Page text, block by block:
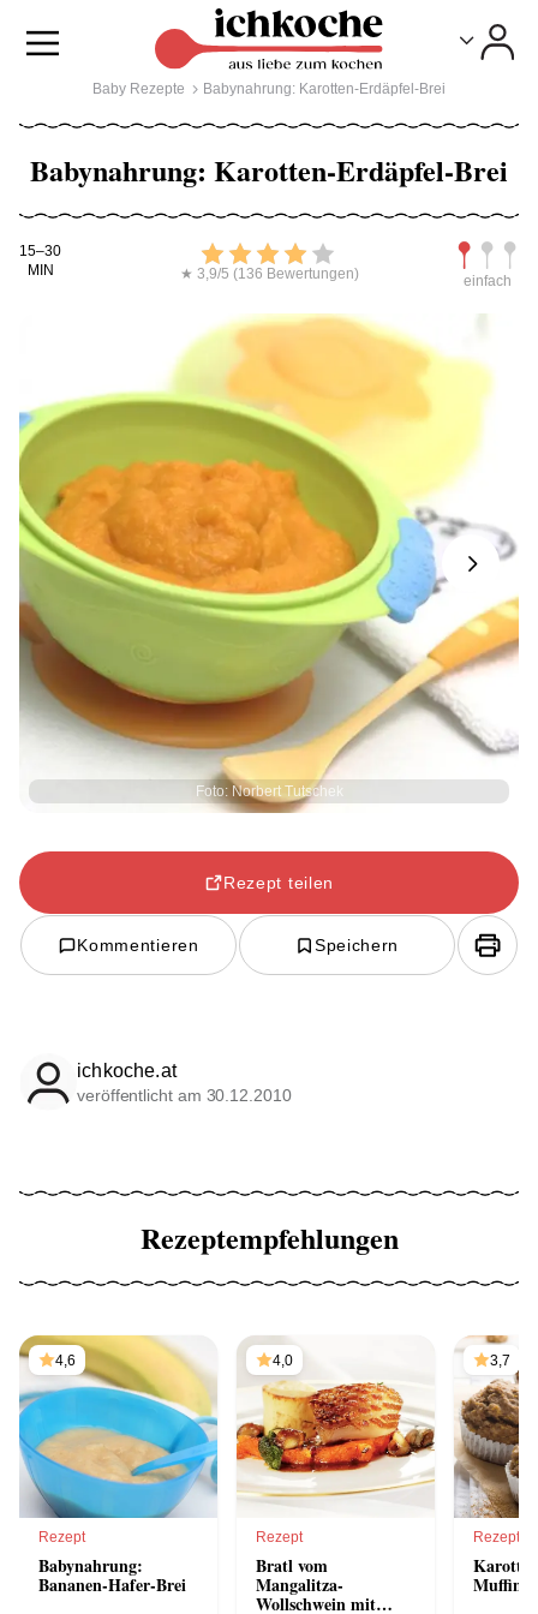
Baby Rezepte Babynahrung: Karotten-Erdäpfel-Brei
Babynahrung: Karotten-Erdäpfel-Brei
Kochdauer
15–30
MIN
Bewerten
★ 3,9/5 (136 Bewertungen) einfach
Foto: Norbert Tutschek
Next
Rezept teilen
Kommentieren Speichern
ichkoche.at
veröffentlicht am 30.12.2010
Rezeptempfehlungen
4,6
Rezept
Babynahrung:
Bananen-Hafer-Brei
4,0
Rezept
Bratl vom
Mangalitza-
Wollschwein mit
3,7
Rezept
Muffins